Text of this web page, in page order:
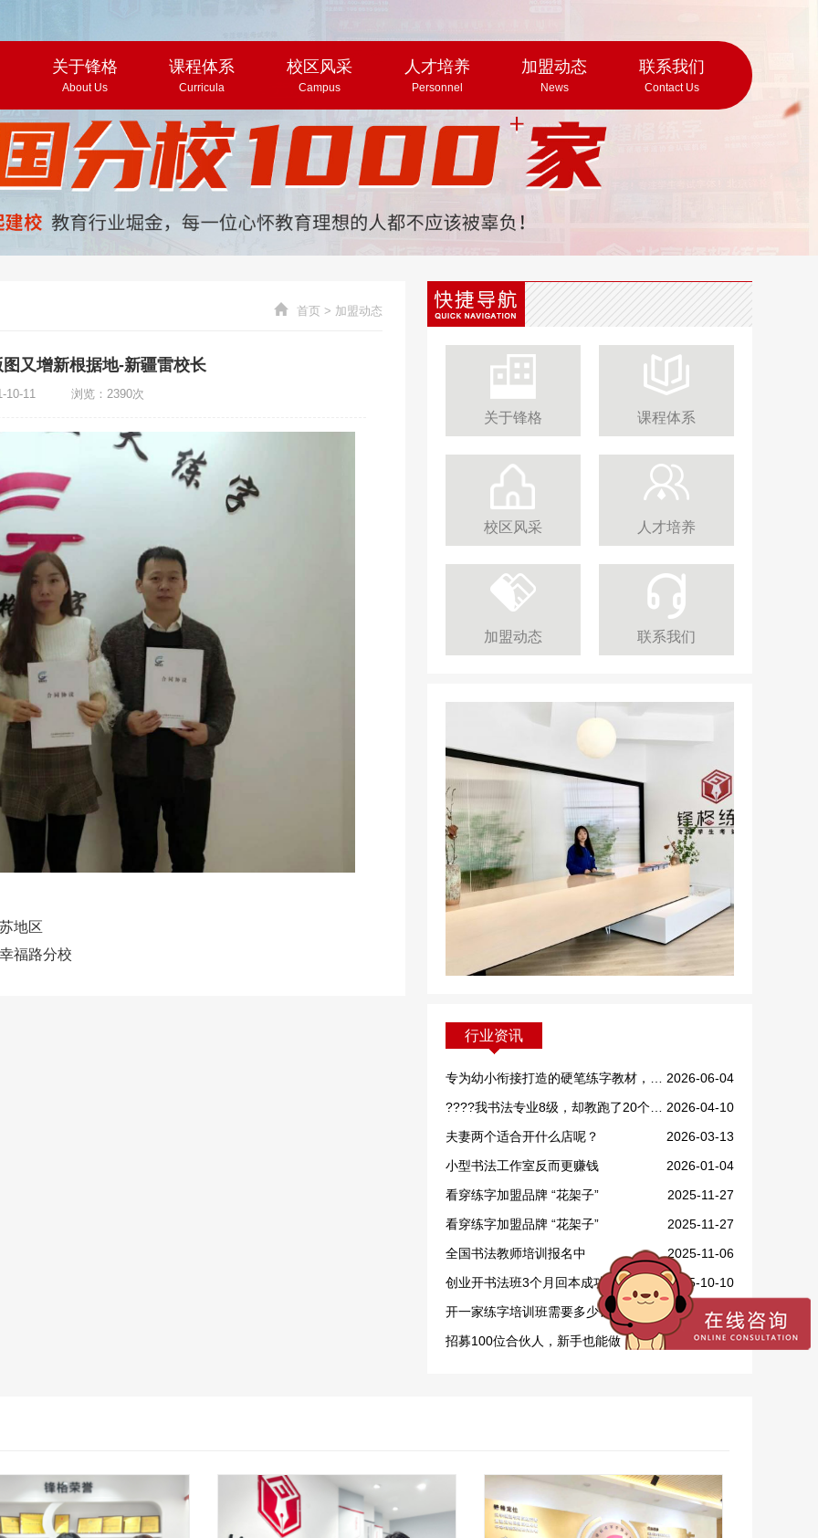
关于锋格
About Us
课程体系
Curricula
校区风采
Campus
人才培养
Personnel
加盟动态
News
联系我们
Contact Us
关于锋格 课程体系
校区风采 人才培养
加盟动态 联系我们
行业资讯
专为幼小衔接打造的硬笔练字教材，重磅上线！ 2026-06-04
????我书法专业8级，却教跑了20个学生！ 2026-04-10
夫妻两个适合开什么店呢？
2026-03-13
小型书法工作室反而更赚钱
2026-01-04
看穿练字加盟品牌 “花架子”
2025-11-27
看穿练字加盟品牌 “花架子”
2025-11-27
全国书法教师培训报名中
2025-11-06
创业开书法班3个月回本成功案例
2025-10-10
开一家练字培训班需要多少钱？
2025-09-28
招募100位合伙人，新手也能做！
2025-09-16
首页 > 加盟动态
又增新根据地-新疆雷校长
10-11 浏览：2390次
地区
福路分校